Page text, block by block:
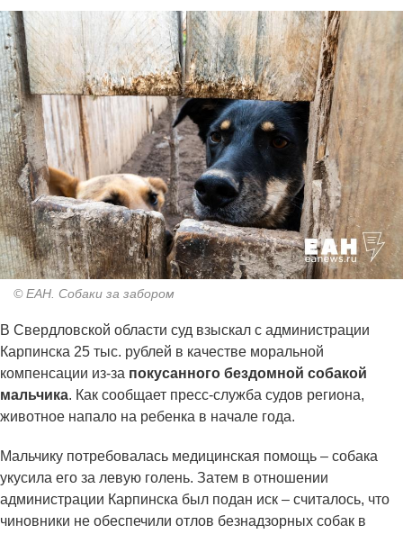
© ЕАН. Собаки за забором
В Свердловской области суд взыскал с администрации
Карпинска 25 тыс. рублей в качестве моральной
компенсации из-за покусанного бездомной собакой
мальчика. Как сообщает пресс-служба судов региона,
животное напало на ребенка в начале года.
Мальчику потребовалась медицинская помощь – собака
укусила его за левую голень. Затем в отношении
администрации Карпинска был подан иск – считалось, что
чиновники не обеспечили отлов безнадзорных собак в